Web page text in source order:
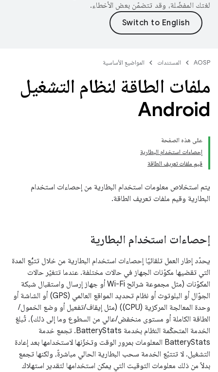
لغتك المفضّلة، وقد تتضمّن بعض الأخطاء.
AOSP المستندات المواضيع الأساسية
ملفات الطاقة لنظام التشغيل
Android
على هذه الصفحة
إحصاءات استخدام البطارية
قيم ملفات تعريف الطاقة
يتم استخلاص معلومات استخدام البطارية من إحصاءات استخدام
البطارية وقيم ملفات تعريف الطاقة.
إحصاءات استخدام البطارية
يحدّد إطار العمل تلقائيًا إحصاءات استخدام البطارية من خلال تتبُّع المدة
التي تقضيها مكوّنات الجهاز في حالات مختلفة. عندما تتغيّر حالات
المكوّنات (مثل مجموعة شرائح Wi-Fi أو جهاز إرسال واستقبال شبكة
الجوّال أو البلوتوث أو نظام تحديد المواقع العالمي (GPS) أو الشاشة أو
وحدة المعالجة المركزية (CPU)) (مثل إيقاف/تفعيل أو وضع الخمول/
الطاقة الكاملة أو مستوى منخفض/عالي من السطوع وما إلى ذلك)، تُبلغ
الخدمة المتحكّمة النظام بخدمة BatteryStats. تجمع خدمة
BatteryStats المعلومات بمرور الوقت وتخزّنها لاستخدامها بعد إعادة
التشغيل. لا تتتبّع الخدمة سحب البطارية الحالي مباشرةً، ولكنها تجمع
بدلاً من ذلك معلومات التوقيت التي يمكن استخدامها لتقدير استهلاك